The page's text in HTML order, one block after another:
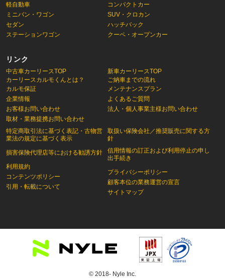
軽自動車
コンパクトカー
ミニバン・ワゴン
SUV・クロカン
セダン
ハッチバック
ステーションワゴン
クーペ・オープンカー
リンク
中古車カーリースTOP
カーリースカルモくんとは？
新車カーリースTOP
ご納車までの流れ
カルモ保証
企業情報
お客様お問い合わせ
取材・業務提携お問い合わせ
特定商取引法に基づく表記・古物営
業法の規定に基づく表示
損害保険代理店等における勧誘方針
利用規約
コンテンツポリシー
引用・転載について
メンテナンスプラン
よくあるご質問
法人・個人事業主様お問い合わせ
取扱い保険会社／推奨販売に関する方
針
信用情報の訂正および利用停止の申し
出手続き
プライバシーポリシー
顧客本位の業務運営の宣言
サイトマップ
© 2018- Nyle Inc.